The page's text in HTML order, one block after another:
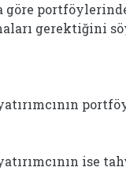
göre
gerektiğini
ise